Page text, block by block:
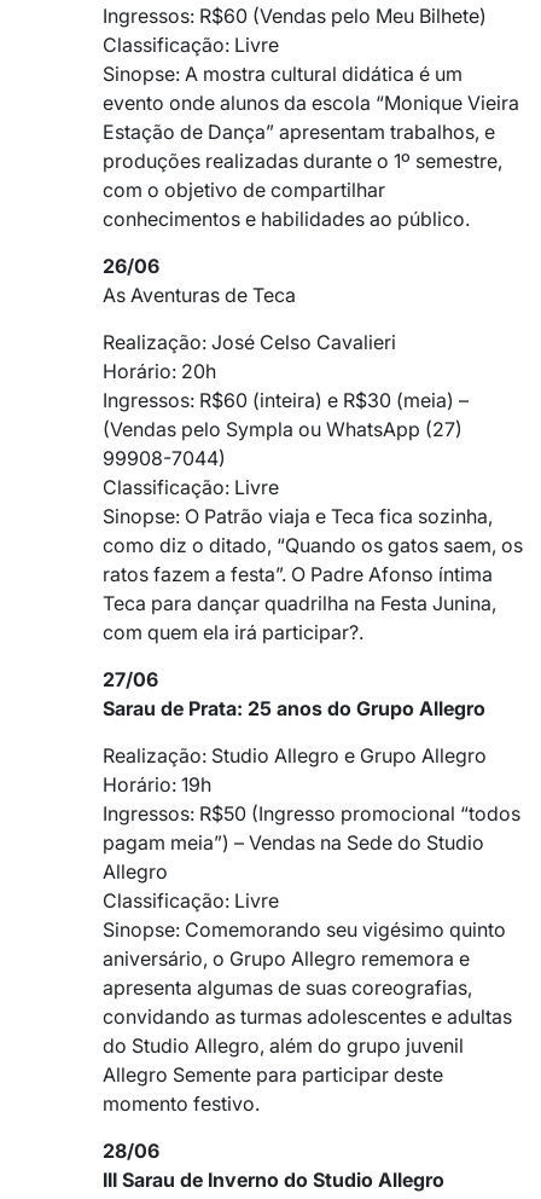
Ingressos: R$60 (Vendas pelo Meu Bilhete)
Classificação: Livre
Sinopse: A mostra cultural didática é um
evento onde alunos da escola “Monique Vieira
Estação de Dança” apresentam trabalhos, e
produções realizadas durante o 1º semestre,
com o objetivo de compartilhar
conhecimentos e habilidades ao público.
26/06
As Aventuras de Teca
Realização: José Celso Cavalieri
Horário: 20h
Ingressos: R$60 (inteira) e R$30 (meia) –
(Vendas pelo Sympla ou WhatsApp (27)
99908-7044)
Classificação: Livre
Sinopse: O Patrão viaja e Teca fica sozinha,
como diz o ditado, “Quando os gatos saem, os
ratos fazem a festa”. O Padre Afonso íntima
Teca para dançar quadrilha na Festa Junina,
com quem ela irá participar?.
27/06
Sarau de Prata: 25 anos do Grupo Allegro
Realização: Studio Allegro e Grupo Allegro
Horário: 19h
Ingressos: R$50 (Ingresso promocional “todos
pagam meia”) – Vendas na Sede do Studio
Allegro
Classificação: Livre
Sinopse: Comemorando seu vigésimo quinto
aniversário, o Grupo Allegro rememora e
apresenta algumas de suas coreografias,
convidando as turmas adolescentes e adultas
do Studio Allegro, além do grupo juvenil
Allegro Semente para participar deste
momento festivo.
28/06
III Sarau de Inverno do Studio Allegro